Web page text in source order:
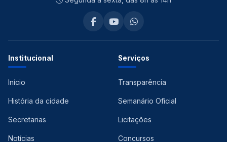
Institucional
Início
História da cidade
Secretarias
Notícias
Serviços
Transparência
Semanário Oficial
Licitações
Concursos